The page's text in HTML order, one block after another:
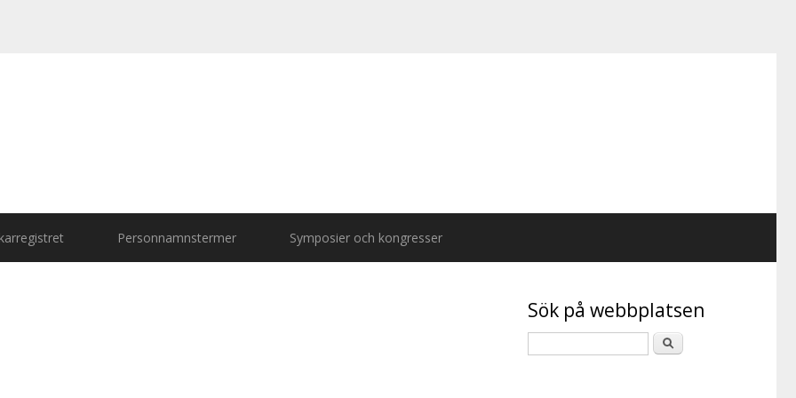
Personnamnstermer Symposier och kongresser
Sök på webbplatsen